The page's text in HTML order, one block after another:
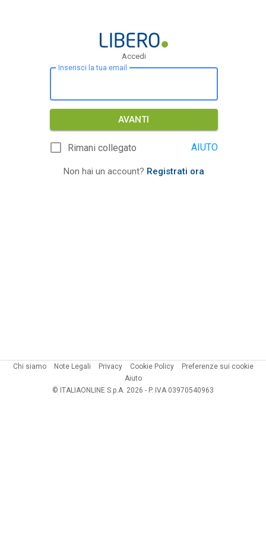
Accedi
Inserisci la tua email
AVANTI
Rimani collegato AIUTO
Non hai un account? Registrati ora
Chi siamo Note Legali Privacy Cookie Policy
Preferenze sui cookie
Aiuto
© ITALIAONLINE S.p.A. 2026 - P. IVA 03970540963